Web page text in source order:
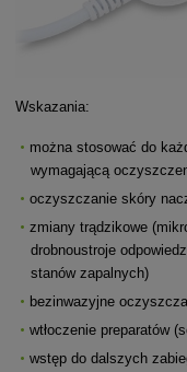
Wskazania:
można stosować do
wymagającą
oczyszczanie skóry
zmiany trądzikowe
drobnoustroje
stanów zapalnych)
bezinwazyjne
wtłoczenie preparatów
wstęp do dalszych